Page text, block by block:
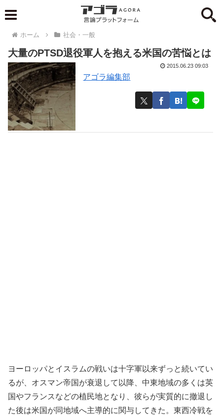
ホーム 社会・一般
大量のPTSD退役軍人を抱える米国の苦悩とは
アゴラ編集部
2015.06.23 09:03
ヨーロッパとイスラムの戦いは十字軍以来ずっと続いてい
るが、オスマン帝国が衰退して以降、中東地域の多くは英
国やフランスなどの植民地となり、彼らが実質的に撤退し
た後は米国が同地域へ主導的に関与してきた。東西冷戦を